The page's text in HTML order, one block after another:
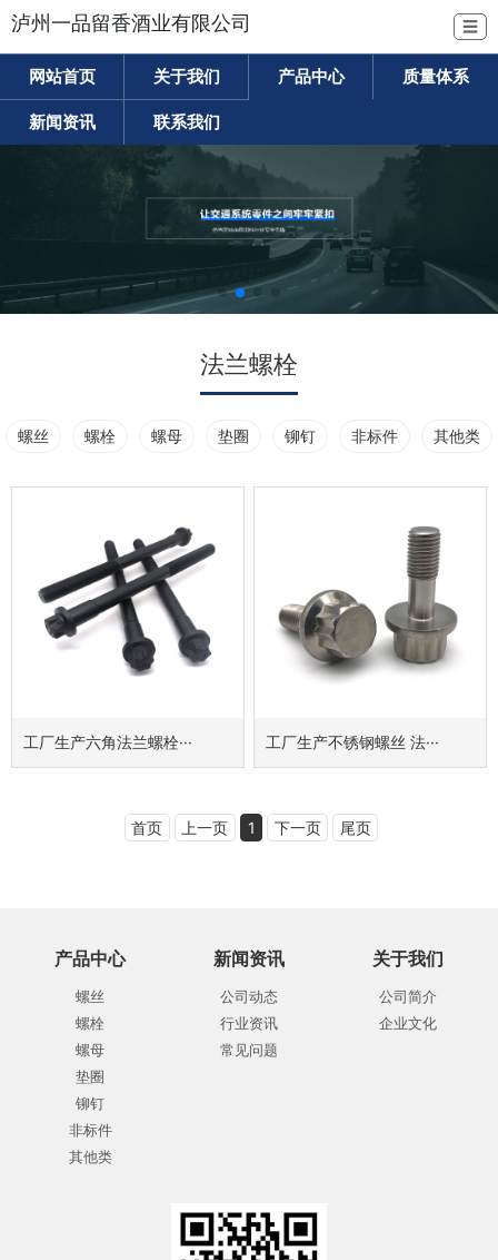
泸州一品留香酒业有限公司 ☰
网站首页 关于我们 产品中心 质量体系
新闻资讯 联系我们
法兰螺栓
螺丝 螺栓 螺母 垫圈 铆钉 非标件 其他类
工厂生产六角法兰螺栓··· 工厂生产不锈钢螺丝 法···
首页 上一页 1 下一页 尾页
产品中心
螺丝
螺栓
螺母
垫圈
铆钉
非标件
其他类
新闻资讯
公司动态
行业资讯
常见问题
关于我们
公司简介
企业文化